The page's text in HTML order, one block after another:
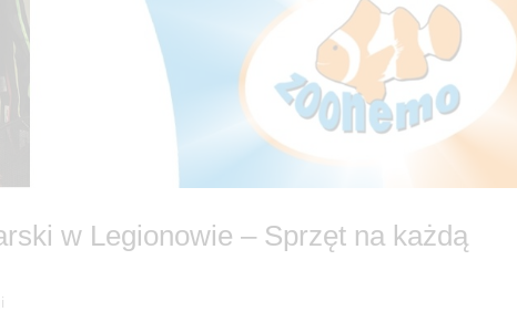
w Legionowie – Sprzęt na każdą